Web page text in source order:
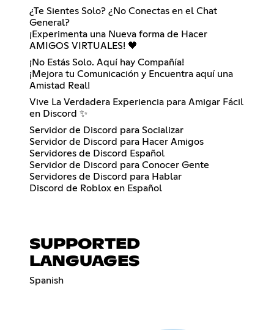
¿Te Sientes Solo? ¿No Conectas en el Chat
General?
¡Experimenta una Nueva forma de Hacer
AMIGOS VIRTUALES! 🖤
¡No Estás Solo. Aquí hay Compañía!
¡Mejora tu Comunicación y Encuentra aquí una
Amistad Real!
Vive La Verdadera Experiencia para Amigar Fácil
en Discord ✨
Servidor de Discord para Socializar
Servidor de Discord para Hacer Amigos
Servidores de Discord Español
Servidor de Discord para Conocer Gente
Servidores de Discord para Hablar
Discord de Roblox en Español
SUPPORTED
LANGUAGES
Spanish